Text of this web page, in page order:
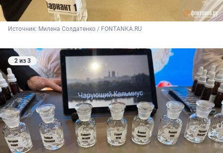
Источник: Милена Солдатенко / FONTANKA.RU
2 из 3